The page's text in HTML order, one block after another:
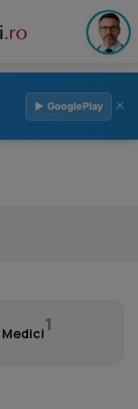
▶ GooglePlay ×
Medici1